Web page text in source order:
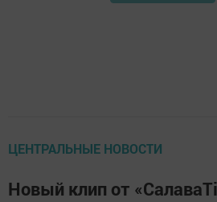
ЦЕНТРАЛЬНЫЕ НОВОСТИ
Новый клип от